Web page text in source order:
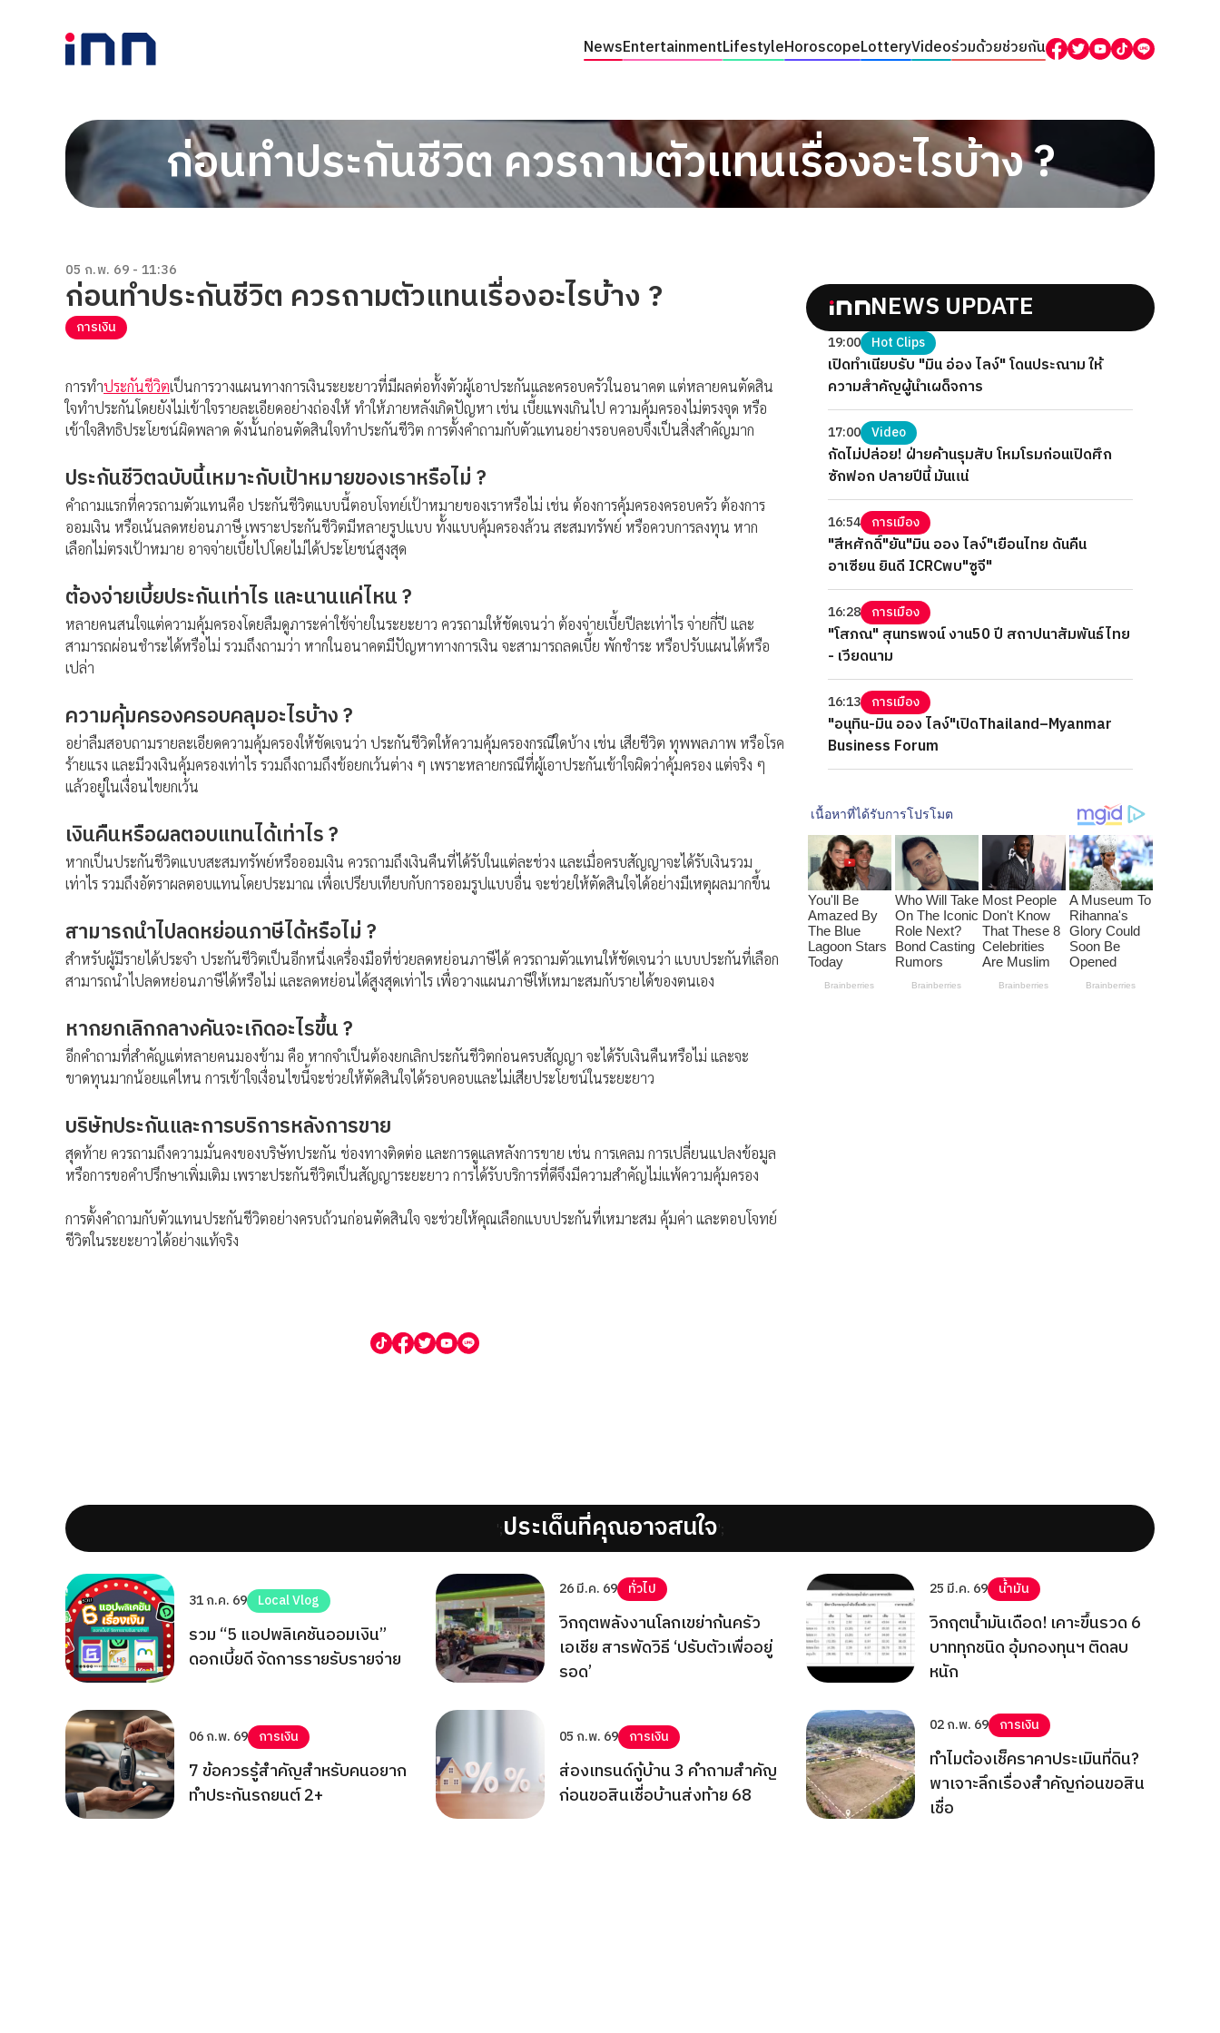
NewsEntertainmentLifestyleHoroscopeLotteryVideoร่วมด้วยช่วยกัน
ก่อนทำประกันชีวิต ควรถามตัวแทนเรื่องอะไรบ้าง ?
05 ก.พ. 69 - 11:36
ก่อนทำประกันชีวิต ควรถามตัวแทนเรื่องอะไรบ้าง ?
การเงิน
การทำประกันชีวิตเป็นการวางแผนทางการเงินระยะยาวที่มีผลต่อทั้งตัวผู้เอาประกันและครอบครัวในอนาคต แต่หลายคนตัดสิน
ใจทำประกันโดยยังไม่เข้าใจรายละเอียดอย่างถ่องให้ ทำให้ภายหลังเกิดปัญหา เช่น เบี้ยแพงเกินไป ความคุ้มครองไม่ตรงจุด หรือ
เข้าใจสิทธิประโยชน์ผิดพลาด ดังนั้นก่อนตัดสินใจทำประกันชีวิต การตั้งคำถามกับตัวแทนอย่างรอบคอบจึงเป็นสิ่งสำคัญมาก
ประกันชีวิตฉบับนี้เหมาะกับเป้าหมายของเราหรือไม่ ?
คำถามแรกที่ควรถามตัวแทนคือ ประกันชีวิตแบบนี้ตอบโจทย์เป้าหมายของเราหรือไม่ เช่น ต้องการคุ้มครองครอบครัว ต้องการ
ออมเงิน หรือเน้นลดหย่อนภาษี เพราะประกันชีวิตมีหลายรูปแบบ ทั้งแบบคุ้มครองล้วน สะสมทรัพย์ หรือควบการลงทุน หาก
เลือกไม่ตรงเป้าหมาย อาจจ่ายเบี้ยไปโดยไม่ได้ประโยชน์สูงสุด
ต้องจ่ายเบี้ยประกันเท่าไร และนานแค่ไหน ?
หลายคนสนใจแต่ความคุ้มครองโดยลืมดูภาระค่าใช้จ่ายในระยะยาว ควรถามให้ชัดเจนว่า ต้องจ่ายเบี้ยปีละเท่าไร จ่ายกี่ปี และ
สามารถผ่อนชำระได้หรือไม่ รวมถึงถามว่า หากในอนาคตมีปัญหาทางการเงิน จะสามารถลดเบี้ย พักชำระ หรือปรับแผนได้หรือ
เปล่า
ความคุ้มครองครอบคลุมอะไรบ้าง ?
อย่าลืมสอบถามรายละเอียดความคุ้มครองให้ชัดเจนว่า ประกันชีวิตให้ความคุ้มครองกรณีใดบ้าง เช่น เสียชีวิต ทุพพลภาพ หรือโรค
ร้ายแรง และมีวงเงินคุ้มครองเท่าไร รวมถึงถามถึงข้อยกเว้นต่าง ๆ เพราะหลายกรณีที่ผู้เอาประกันเข้าใจผิดว่าคุ้มครอง แต่จริง ๆ
แล้วอยู่ในเงื่อนไขยกเว้น
เงินคืนหรือผลตอบแทนได้เท่าไร ?
หากเป็นประกันชีวิตแบบสะสมทรัพย์หรือออมเงิน ควรถามถึงเงินคืนที่ได้รับในแต่ละช่วง และเมื่อครบสัญญาจะได้รับเงินรวม
เท่าไร รวมถึงอัตราผลตอบแทนโดยประมาณ เพื่อเปรียบเทียบกับการออมรูปแบบอื่น จะช่วยให้ตัดสินใจได้อย่างมีเหตุผลมากขึ้น
สามารถนำไปลดหย่อนภาษีได้หรือไม่ ?
สำหรับผู้มีรายได้ประจำ ประกันชีวิตเป็นอีกหนึ่งเครื่องมือที่ช่วยลดหย่อนภาษีได้ ควรถามตัวแทนให้ชัดเจนว่า แบบประกันที่เลือก
สามารถนำไปลดหย่อนภาษีได้หรือไม่ และลดหย่อนได้สูงสุดเท่าไร เพื่อวางแผนภาษีให้เหมาะสมกับรายได้ของตนเอง
หากยกเลิกกลางคันจะเกิดอะไรขึ้น ?
อีกคำถามที่สำคัญแต่หลายคนมองข้าม คือ หากจำเป็นต้องยกเลิกประกันชีวิตก่อนครบสัญญา จะได้รับเงินคืนหรือไม่ และจะ
ขาดทุนมากน้อยแค่ไหน การเข้าใจเงื่อนไขนี้จะช่วยให้ตัดสินใจได้รอบคอบและไม่เสียประโยชน์ในระยะยาว
บริษัทประกันและการบริการหลังการขาย
สุดท้าย ควรถามถึงความมั่นคงของบริษัทประกัน ช่องทางติดต่อ และการดูแลหลังการขาย เช่น การเคลม การเปลี่ยนแปลงข้อมูล
หรือการขอคำปรึกษาเพิ่มเติม เพราะประกันชีวิตเป็นสัญญาระยะยาว การได้รับบริการที่ดีจึงมีความสำคัญไม่แพ้ความคุ้มครอง
การตั้งคำถามกับตัวแทนประกันชีวิตอย่างครบถ้วนก่อนตัดสินใจ จะช่วยให้คุณเลือกแบบประกันที่เหมาะสม คุ้มค่า และตอบโจทย์
ชีวิตในระยะยาวได้อย่างแท้จริง
NEWS UPDATE
19:00 Hot Clips
เปิดทำเนียบรับ "มิน อ่อง ไลง์" โดนประณาม ให้
ความสำคัญผู้นำเผด็จการ
17:00 Video
กัดไม่ปล่อย! ฝ่ายค้านรุมสับ โหมโรมก่อนเปิดศึก
ซักฟอก ปลายปีนี้ มันแน่
16:54 การเมือง
"สีหศักดิ์"ยัน"มิน ออง ไลง์"เยือนไทย ดันคืน
อาเซียน ยินดี ICRCพบ"ซูจี"
16:28 การเมือง
"โสภณ" สุนทรพจน์ งาน50 ปี สถาปนาสัมพันธ์ไทย
- เวียดนาม
16:13 การเมือง
"อนุทิน-มิน ออง ไลง์"เปิดThailand–Myanmar
Business Forum
';ประเด็นที่คุณอาจสนใจ';
31 ก.ค. 69 Local Vlog
รวม “5 แอปพลิเคชันออมเงิน”
ดอกเบี้ยดี จัดการรายรับรายจ่าย
26 มี.ค. 69 ทั่วไป
วิกฤตพลังงานโลกเขย่าก้นครัว
เอเชีย สารพัดวิธี ‘ปรับตัวเพื่ออยู่
รอด’
25 มี.ค. 69 น้ำมัน
วิกฤตน้ำมันเดือด! เคาะขึ้นรวด 6
บาททุกชนิด อุ้มกองทุนฯ ติดลบ
หนัก
06 ก.พ. 69 การเงิน
7 ข้อควรรู้สำคัญสำหรับคนอยาก
ทำประกันรถยนต์ 2+
05 ก.พ. 69 การเงิน
ส่องเทรนด์กู้บ้าน 3 คำถามสำคัญ
ก่อนขอสินเชื่อบ้านส่งท้าย 68
02 ก.พ. 69 การเงิน
ทำไมต้องเช็คราคาประเมินที่ดิน?
พาเจาะลึกเรื่องสำคัญก่อนขอสิน
เชื่อ